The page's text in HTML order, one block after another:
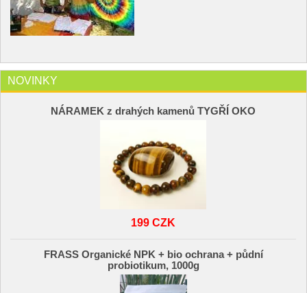
NOVINKY
NÁRAMEK z drahých kamenů TYGŘÍ OKO
199 CZK
FRASS Organické NPK + bio ochrana + půdní
probiotikum, 1000g